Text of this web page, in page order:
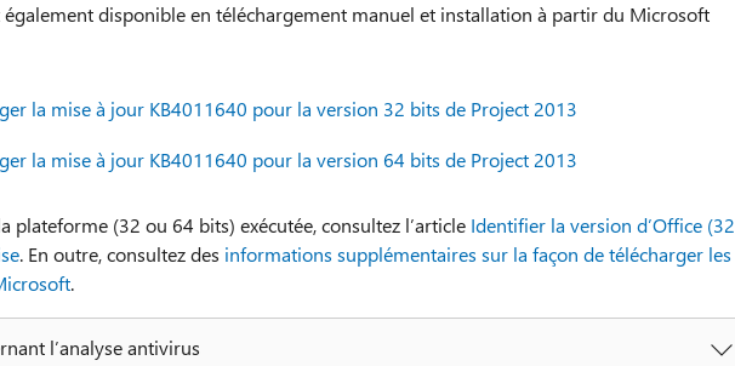
également disponible en téléchargement manuel et installation à partir du Microsoft
la mise à jour KB4011640 pour la version 32 bits de Project 2013
la mise à jour KB4011640 pour la version 64 bits de Project 2013
plateforme (32 ou 64 bits) exécutée, consultez l’article Identifier la version d’Office (32
. En outre, consultez des informations supplémentaires sur la façon de télécharger les
.
l’analyse antivirus